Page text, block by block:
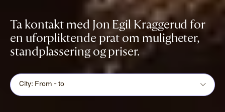
Ta kontakt med Jon Egil Kraggerud for
en uforpliktende prat om muligheter,
standplassering og priser.
City: From - to